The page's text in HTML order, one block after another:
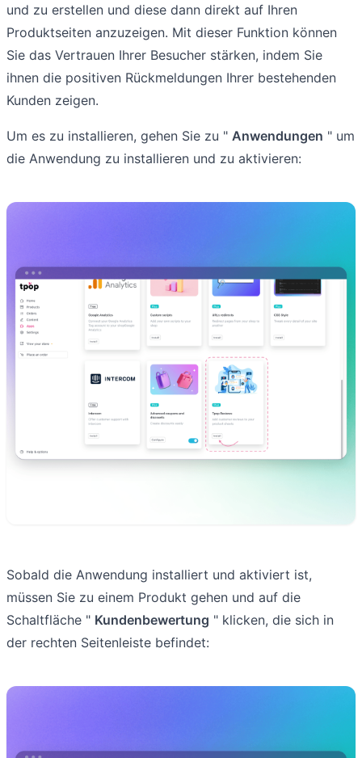
und zu erstellen und diese dann direkt auf Ihren
Produktseiten anzuzeigen. Mit dieser Funktion können
Sie das Vertrauen Ihrer Besucher stärken, indem Sie
ihnen die positiven Rückmeldungen Ihrer bestehenden
Kunden zeigen.
Um es zu installieren, gehen Sie zu " Anwendungen " um
die Anwendung zu installieren und zu aktivieren:
Sobald die Anwendung installiert und aktiviert ist,
müssen Sie zu einem Produkt gehen und auf die
Schaltfläche " Kundenbewertung " klicken, die sich in
der rechten Seitenleiste befindet: